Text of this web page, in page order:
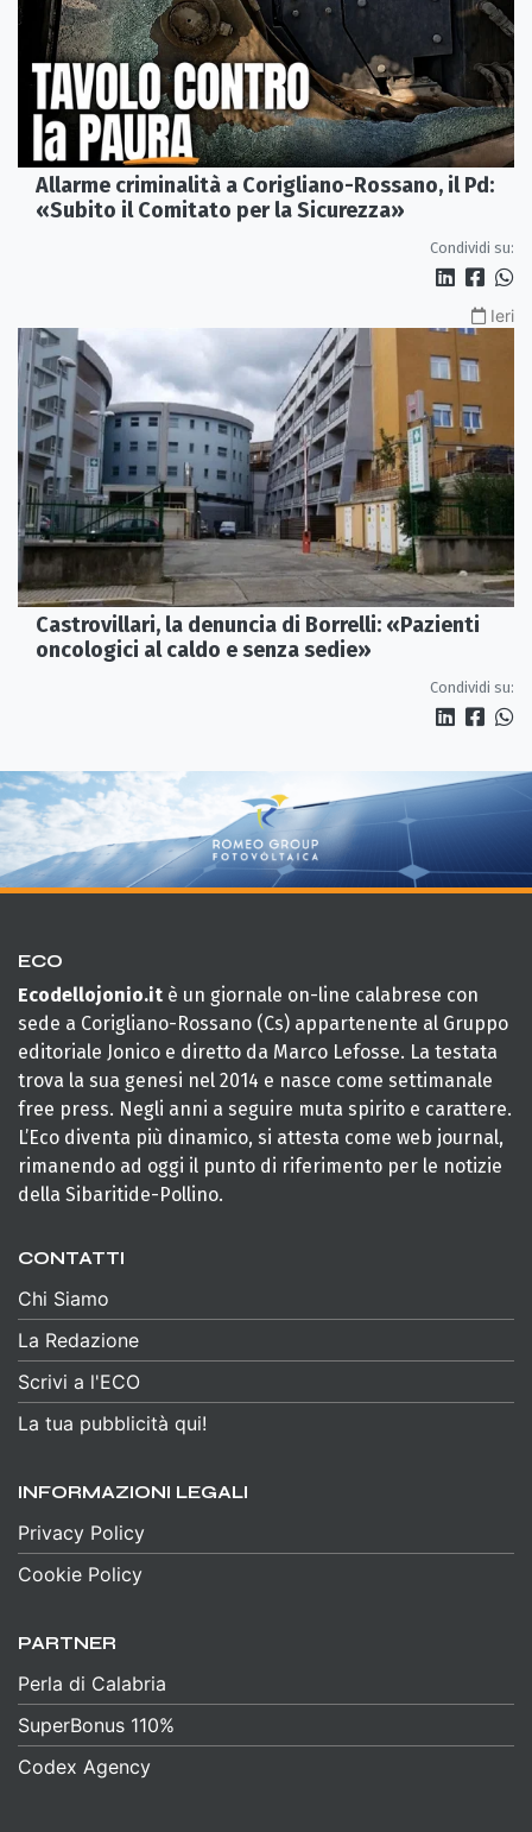
Allarme criminalità a Corigliano-Rossano, il Pd:
«Subito il Comitato per la Sicurezza»
Condividi su:
Ieri
Castrovillari, la denuncia di Borrelli: «Pazienti
oncologici al caldo e senza sedie»
Condividi su:
ECO
Ecodellojonio.it è un giornale on-line calabrese con
sede a Corigliano-Rossano (Cs) appartenente al Gruppo
editoriale Jonico e diretto da Marco Lefosse. La testata
trova la sua genesi nel 2014 e nasce come settimanale
free press. Negli anni a seguire muta spirito e carattere.
L’Eco diventa più dinamico, si attesta come web journal,
rimanendo ad oggi il punto di riferimento per le notizie
della Sibaritide-Pollino.
CONTATTI
Chi Siamo
La Redazione
Scrivi a l'ECO
La tua pubblicità qui!
INFORMAZIONI LEGALI
Privacy Policy
Cookie Policy
PARTNER
Perla di Calabria
SuperBonus 110%
Codex Agency